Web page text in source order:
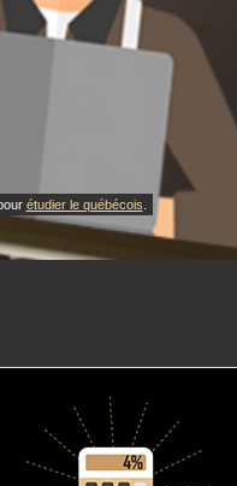
étudier le québécois